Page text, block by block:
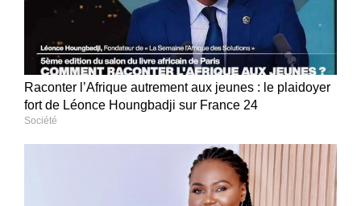
Raconter l’Afrique autrement aux jeunes : le plaidoyer
fort de Léonce Houngbadji sur France 24
Société